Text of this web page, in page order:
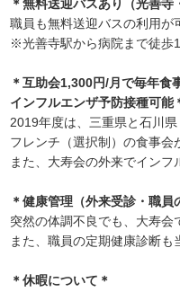
＊無料送迎バスあり（光善寺
職員も無料送迎バスの利用が
※光善寺駅から病院まで徒歩
＊互助会1,300円/月で毎年食
インフルエンザ予防接種可能
2019年度は、三重県と石川
フレンチ（選択制）の食事会
また、大寿会の外来でインフ
＊健康管理（外来受診・職員
突然の体調不良でも、大寿会
また、職員の定期健康診断も
＊休暇について＊